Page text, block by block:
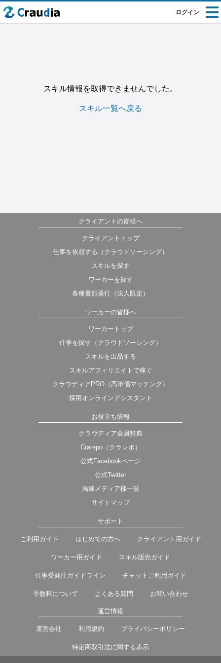
ログイン
スキル情報を取得できませんでした。
スキル一覧へ戻る
クライアントの皆様へ
クライアントトップ
仕事を依頼する（クラウドソーシング）
スキルを探す
ワーカーを探す
各種書類発行（法人限定）
ワーカーの皆様へ
ワーカートップ
仕事を探す（クラウドソーシング）
スキルを出品する
スキルアフィリエイトで稼ぐ
クラウディアPRO（高単価マッチング）
採用オンラインアシスタント
お役立ち情報
クラウディア会員特典
Crarepo（クラレポ）
公式Facebookページ
公式Twitter
掲載メディア様一覧
サイトマップ
サポート
ご利用ガイド はじめての方へ クライアント用ガイド
ワーカー用ガイド スキル販売ガイド
仕事受発注ガイドライン チャットご利用ガイド
手数料について よくある質問 お問い合わせ
運営情報
運営会社 利用規約 プライバシーポリシー
特定商取引法に関する表示